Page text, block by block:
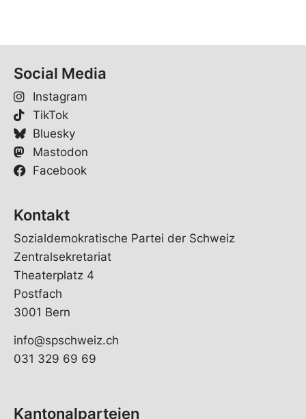
Social Media
Instagram
TikTok
Bluesky
Mastodon
Facebook
Kontakt
Sozialdemokratische Partei der Schweiz
Zentralsekretariat
Theaterplatz 4
Postfach
3001 Bern
info@spschweiz.ch
031 329 69 69
Kantonalparteien